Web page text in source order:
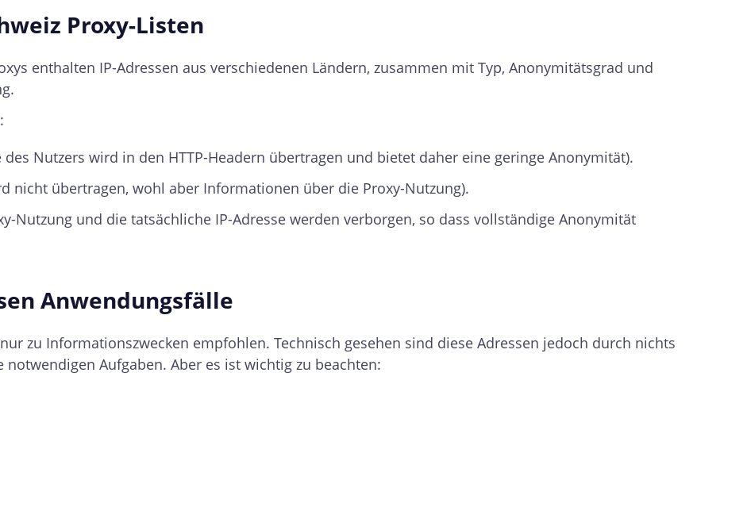
Proxy-Listen
enthalten IP-Adressen aus verschiedenen Ländern, zusammen mit Typ, Anonymitätsgrad und
des Nutzers wird in den HTTP-Headern übertragen und bietet daher eine geringe Anonymität).
nicht übertragen, wohl aber Informationen über die Proxy-Nutzung).
Nutzung und die tatsächliche IP-Adresse werden verborgen, so dass vollständige Anonymität
Anwendungsfälle
zu Informationszwecken empfohlen. Technisch gesehen sind diese Adressen jedoch durch nichts
Aufgaben. Aber es ist wichtig zu beachten: